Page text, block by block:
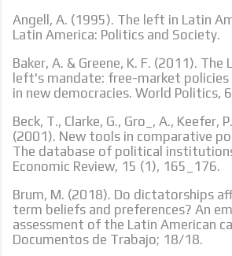
Angell, A. (1995). The left in Latin
Latin America: Politics and Society.
Baker, A. & Greene, K. F. (2011). The
left's mandate: free-market policies
in new democracies. World Politics,
Beck, T., Clarke, G., Gro_, A., Keefer,
(2001). New tools in comparative
The database of political
Economic Review, 15 (1), 165_176.
Brum, M. (2018). Do dictatorships
term beliefs and preferences? An
assessment of the Latin American
Documentos de Trabajo; 18/18.